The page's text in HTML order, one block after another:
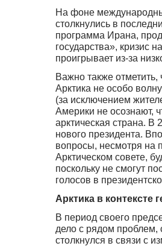
На фоне
столкнулись в
программа Ирана,
государства», кризис
проигрывает из-за
Важно также
Арктика не особо
(за исключением
Америки не осознают,
арктическая страна.
нового президента.
вопросы, несмотря на
Арктическом совете,
поскольку не смогут
голосов в
Арктика в контексте
В период своего
дело с рядом проблем,
столкнулся в связи с